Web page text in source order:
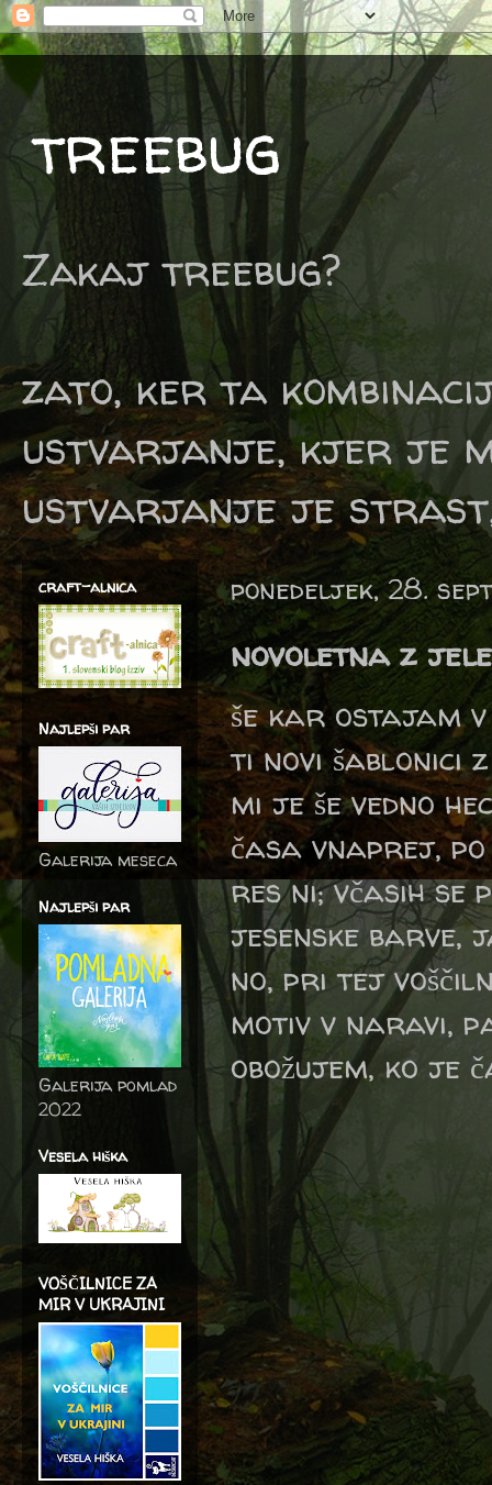
treebug
Zakaj treebug?
zato, ker ta
ustvarjanje, kjer je
ustvarjanje je
ponedeljek, 28.
novoletna z
še kar ostajam
ti novi šablonici
mi je še vedno
časa vnaprej,
res ni; včasih se
jesenske barve,
no, pri tej
motiv v naravi,
obožujem, ko je
craft-alnica
Najlepši par
Galerija meseca
Najlepši par
Galerija pomlad
2022
Vesela hiška
VOŠČILNICE ZA
MIR V UKRAJINI